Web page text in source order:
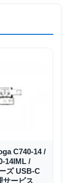
C740-14 /
14IML /
ズ USB-C
サービス